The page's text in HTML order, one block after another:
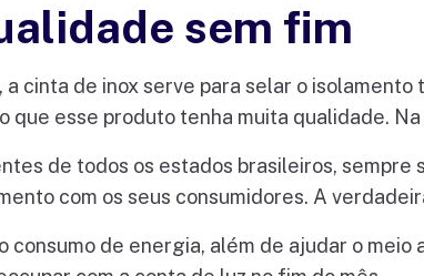
sem fim
cinta de inox serve para selar o
que esse produto tenha muita qualidade.
de todos os estados brasileiros,
com os seus consumidores. A
consumo de energia, além de ajudar o